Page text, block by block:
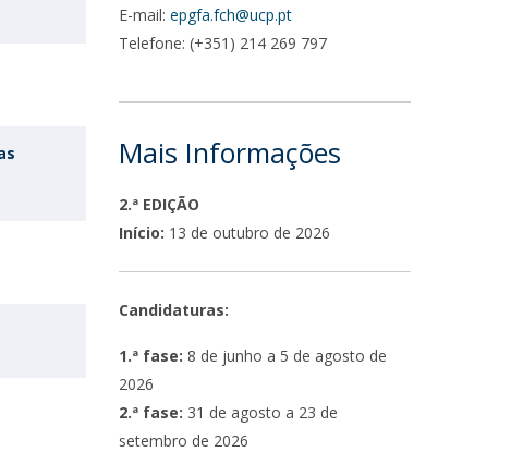
E-mail:epgfa.fch@ucp.pt
Telefone: (+351) 214 269 797
Mais Informações
2.ª EDIÇÃO
Início: 13 de outubro de 2026
Candidaturas:
1.ª fase:8 de junho a 5 de agosto de
2026
2.ª fase: 31 de agosto a 23 de
setembro de 2026